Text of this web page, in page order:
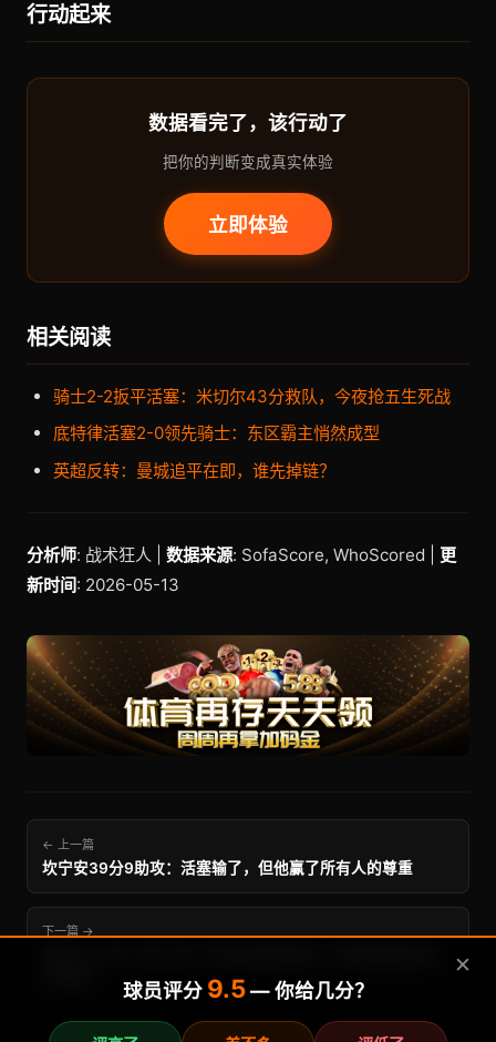
行动起来
数据看完了，该行动了
把你的判断变成真实体验
立即体验
相关阅读
骑士2-2扳平活塞：米切尔43分救队，今夜抢五生死战
底特律活塞2-0领先骑士：东区霸主悄然成型
英超反转：曼城追平在即，谁先掉链？
分析师: 战术狂人 | 数据来源: SofaScore, WhoScored | 更
新时间: 2026-05-13
← 上一篇
坎宁安39分9助攻：活塞输了，但他赢了所有人的尊重
下一篇 →
✕
球员评分 9.5— 你给几分？